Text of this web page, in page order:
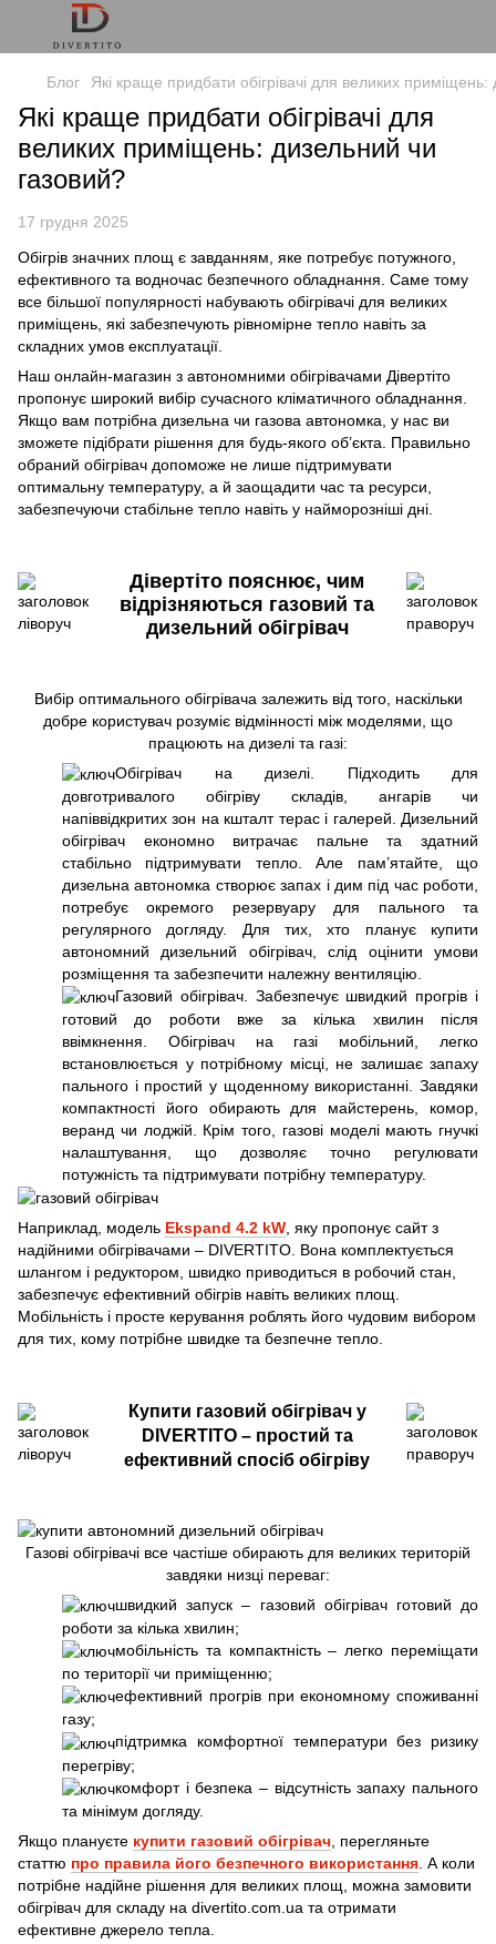
Блог Які краще придбати обігрівачі для великих
Які краще придбати обігрівачі для
великих приміщень: дизельний чи
газовий?
17 грудня 2025
Обігрів значних площ є завданням, яке потребує потужного,
ефективного та водночас безпечного обладнання. Саме тому
все більшої популярності набувають обігрівачі для великих
приміщень, які забезпечують рівномірне тепло навіть за
складних умов експлуатації.
Наш онлайн-магазин з автономними обігрівачами Дівертіто
пропонує широкий вибір сучасного кліматичного обладнання.
Якщо вам потрібна дизельна чи газова автономка, у нас ви
зможете підібрати рішення для будь-якого об’єкта. Правильно
обраний обігрівач допоможе не лише підтримувати
оптимальну температуру, а й заощадити час та ресурси,
забезпечуючи стабільне тепло навіть у найморозніші дні.
Дівертіто пояснює, чим
відрізняються газовий та
дизельний обігрівач
Вибір оптимального обігрівача залежить від того, наскільки
добре користувач розуміє відмінності між моделями, що
працюють на дизелі та газі:
Обігрівач на дизелі. Підходить для
довготривалого обігріву складів, ангарів чи
напіввідкритих зон на кшталт терас і галерей. Дизельний
обігрівач економно витрачає пальне та здатний
стабільно підтримувати тепло. Але пам’ятайте, що
дизельна автономка створює запах і дим під час роботи,
потребує окремого резервуару для пального та
регулярного догляду. Для тих, хто планує купити
автономний дизельний обігрівач, слід оцінити умови
розміщення та забезпечити належну вентиляцію.
Газовий обігрівач. Забезпечує швидкий прогрів і
готовий до роботи вже за кілька хвилин після
ввімкнення. Обігрівач на газі мобільний, легко
встановлюється у потрібному місці, не залишає запаху
пального і простий у щоденному використанні. Завдяки
компактності його обирають для майстерень, комор,
веранд чи лоджій. Крім того, газові моделі мають гнучкі
налаштування, що дозволяє точно регулювати
потужність та підтримувати потрібну температуру.
Наприклад, модель Ekspand 4.2 kW, яку пропонує сайт з
надійними обігрівачами – DIVERTITO. Вона комплектується
шлангом і редуктором, швидко приводиться в робочий стан,
забезпечує ефективний обігрів навіть великих площ.
Мобільність і просте керування роблять його чудовим вибором
для тих, кому потрібне швидке та безпечне тепло.
Купити газовий обігрівач у
DIVERTITO – простий та
ефективний спосіб обігріву
Газові обігрівачі все частіше обирають для великих територій
завдяки низці переваг:
швидкий запуск – газовий обігрівач готовий до
роботи за кілька хвилин;
мобільність та компактність – легко переміщати
по території чи приміщенню;
ефективний прогрів при економному споживанні
газу;
підтримка комфортної температури без ризику
перегріву;
комфорт і безпека – відсутність запаху пального
та мінімум догляду.
Якщо плануєте купити газовий обігрівач , перегляньте
статтю про правила його безпечного використання . А коли
потрібне надійне рішення для великих площ, можна замовити
обігрівач для складу на divertito.com.ua та отримати
ефективне джерело тепла.